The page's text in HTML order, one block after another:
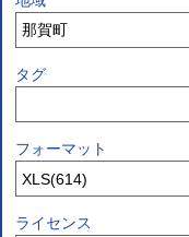
タグ
フォーマット
ライセンス